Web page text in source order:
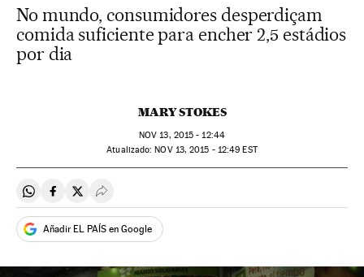
No mundo, consumidores desperdiçam
comida suficiente para encher 2,5 estádios
por dia
MARY STOKES
NOV 13, 2015 - 12:44
atualizado: NOV13, 2015 - 12:49 EST
Compartir en Whatsapp
Compartir en Facebook
Compartir en Twitter
Desplegar Redes Sociales
Añadir EL PAÍS en Google